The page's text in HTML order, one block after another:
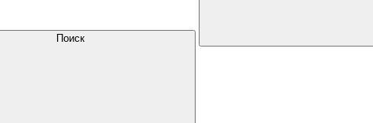
Поиск